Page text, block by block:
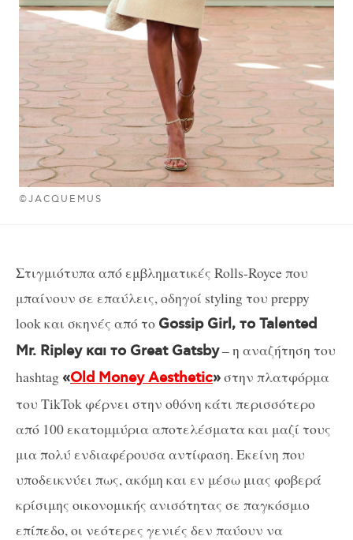
©JACQUEMUS
Στιγμιότυπα από εμβληματικές Rolls-Royce που
μπαίνουν σε επαύλεις, οδηγοί styling του preppy
look και σκηνές από το Gossip Girl, το Talented
Mr. Ripley και το Great Gatsby– η αναζήτηση του
hashtag «Οld Μoney Αesthetic»στην πλατφόρμα
του TikTok φέρνει στην οθόνη κάτι περισσότερο
από 100 εκατομμύρια αποτελέσματα και μαζί τους
μια πολύ ενδιαφέρουσα αντίφαση. Εκείνη που
υποδεικνύει πως, ακόμη και εν μέσω μιας φοβερά
κρίσιμης οικονομικής ανισότητας σε παγκόσμιο
επίπεδο, οι νεότερες γενιές δεν παύουν να